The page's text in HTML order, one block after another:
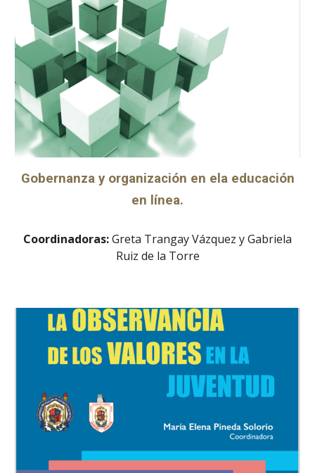
Gobernanza y organización en ela educación
en línea.
Coordinadoras:Greta Trangay Vázquez y Gabriela
Ruiz de la Torre